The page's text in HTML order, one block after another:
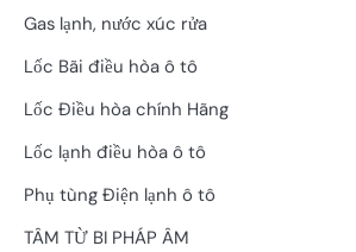
Gas lạnh, nước xúc rửa
Lốc Bãi điều hòa ô tô
Lốc Điều hòa chính Hãng
Lốc lạnh điều hòa ô tô
Phụ tùng Điện lạnh ô tô
TÂM TỪ BI PHÁP ÂM